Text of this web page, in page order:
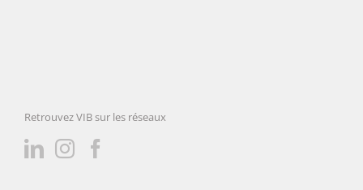
Retrouvez VIB sur les réseaux